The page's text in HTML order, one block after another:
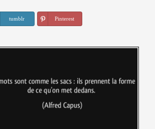
tumblr Pinterest